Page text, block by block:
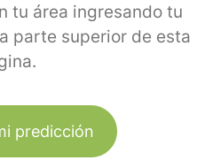
tu área ingresando tu
parte superior de esta
predicción